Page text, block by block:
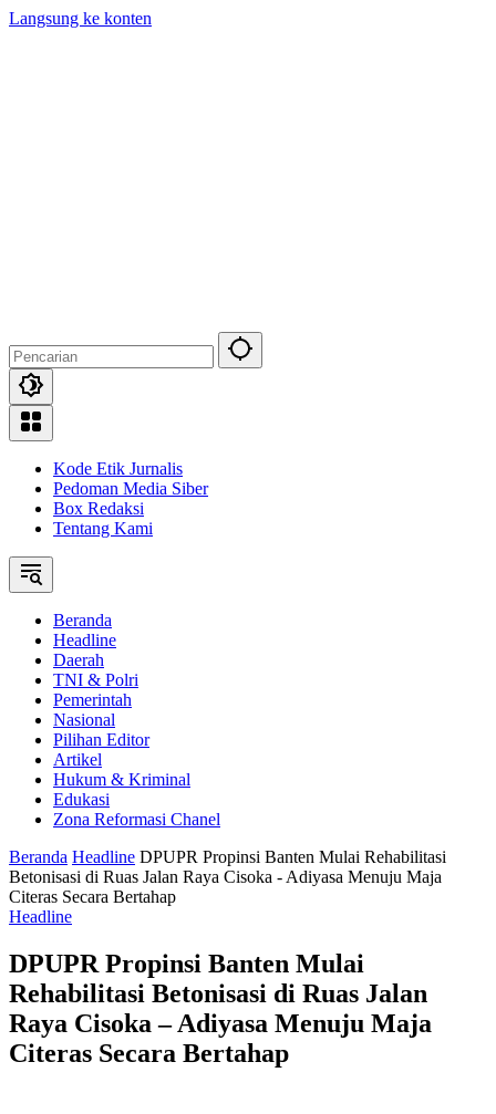
Langsung ke konten
Kode Etik Jurnalis
Pedoman Media Siber
Box Redaksi
Tentang Kami
Beranda
Headline
Daerah
TNI & Polri
Pemerintah
Nasional
Pilihan Editor
Artikel
Hukum & Kriminal
Edukasi
Zona Reformasi Chanel
Beranda Headline DPUPR Propinsi Banten Mulai Rehabilitasi
Betonisasi di Ruas Jalan Raya Cisoka - Adiyasa Menuju Maja
Citeras Secara Bertahap
Headline
DPUPR Propinsi Banten Mulai
Rehabilitasi Betonisasi di Ruas Jalan
Raya Cisoka – Adiyasa Menuju Maja
Citeras Secara Bertahap